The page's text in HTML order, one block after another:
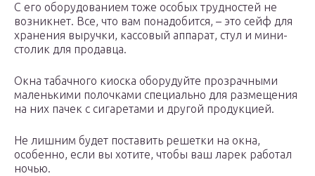
С его оборудованием тоже особых трудностей не
возникнет. Все, что вам понадобится, – это сейф для
хранения выручки, кассовый аппарат, стул и мини-
столик для продавца.
Окна табачного киоска оборудуйте прозрачными
маленькими полочками специально для размещения
на них пачек с сигаретами и другой продукцией.
Не лишним будет поставить решетки на окна,
особенно, если вы хотите, чтобы ваш ларек работал
ночью.